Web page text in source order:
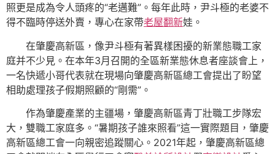
照更是成為令人頭疼的“老邁難”。每年此時，尹斗極的老婆不
得不臨時停送外賣，專心在家帶老屋翻新娃。
在肇慶高新區，像尹斗極有著異樣困擾的新業態職工家
庭并不少見。在本年3月召開的全區新業態休息者座談會上，
一名快遞小哥代表就在現場向肇慶高新區總工會提出了盼望
相助處理孩子假期照顧的“剛需”。
作為肇慶產業的主疆場，肇慶高新區青丁壯職工步隊宏
大，雙職工家庭多。“暑期孩子誰來照看”這一實際題目，肇慶
高新區總工會一向親密追蹤關心。2021年起，肇慶高新區總